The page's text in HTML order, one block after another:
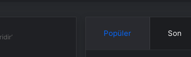
Popüler Son